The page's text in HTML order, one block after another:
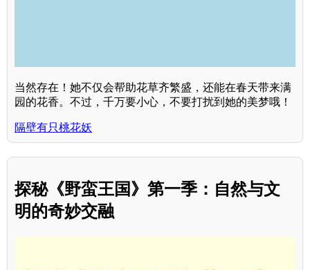
当然存在！她不仅会帮助花草齐繁盛，还能在春天带来满
园的花香。不过，千万要小心，不要打扰到她的美梦哦！
隔壁有只桃花妖
探秘《野蛮王国》第一季：自然与文
明的奇妙交融